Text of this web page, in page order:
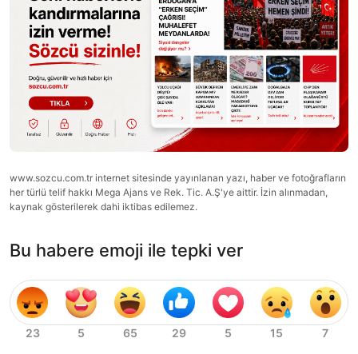
www.sozcu.com.tr internet sitesinde yayınlanan yazı, haber ve fotoğrafların
her türlü telif hakkı Mega Ajans ve Rek. Tic. A.Ş'ye aittir. İzin alınmadan,
kaynak gösterilerek dahi iktibas edilemez.
Bu habere emoji ile tepki ver